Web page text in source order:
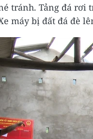
tránh. Tảng đá
máy bị đất đá đè